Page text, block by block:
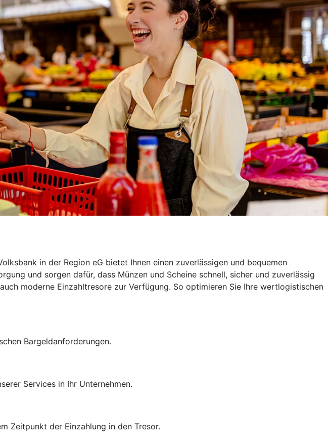
in der Region eG bietet Ihnen einen zuverlässigen und bequemen
und sorgen dafür, dass Münzen und Scheine schnell, sicher und zuverlässig
moderne Einzahltresore zur Verfügung. So optimieren Sie Ihre wertlogistischen
Bargeldanforderungen.
Services in Ihr Unternehmen.
Zeitpunkt der Einzahlung in den Tresor.